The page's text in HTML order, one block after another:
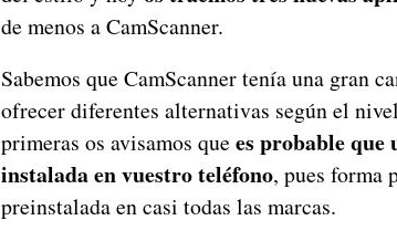
de menos a CamScanner.
Sabemos que CamScanner tenía una gran
ofrecer diferentes alternativas según el
primeras os avisamos que es probable que
instalada en vuestro teléfono, pues forma
preinstalada en casi todas las marcas.